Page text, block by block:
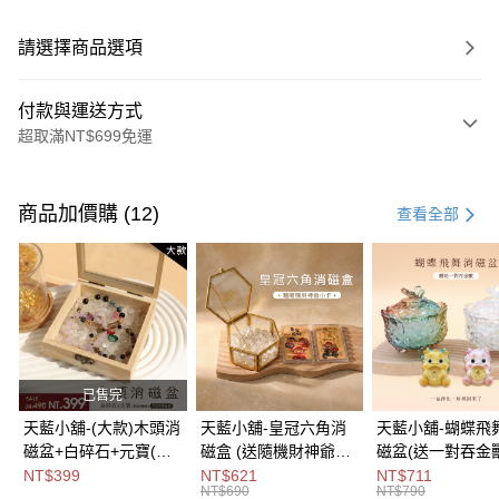
請選擇商品選項
付款與運送方式
超取滿NT$699免運
信用卡一次付款
超商取貨付款
LINE Pay
Apple Pay
街口支付
悠遊付
Google Pay
商品加價購 (12) 查看全部
已售完
天藍小舖-(大款)木頭消
磁盆+白碎石+元寶(顏
色隨機)-單1
NT$399
天藍小舖-皇冠六角消
磁盒 (送隨機財神爺小
卡)-單1
NT$621
NT$690
天藍小舖-蝴蝶飛
磁盆(送一對吞金
1
NT$711
NT$790